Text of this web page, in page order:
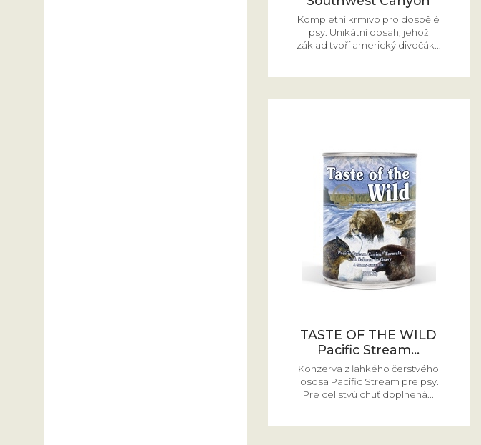
Kompletní krmivo pro dospělé
psy. Unikátní obsah, jehož
základ tvoří americký divočák...
TASTE OF THE WILD
Pacific Stream...
Konzerva z ľahkého čerstvého
lososa Pacific Stream pre psy.
Pre celistvú chuť doplnená...